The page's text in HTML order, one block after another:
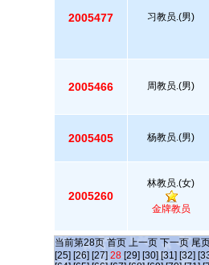
2005477 习教员.(男)
2005466 周教员.(男)
2005405 杨教员.(男)
2005260
林教员.(女)
金牌教员
当前第28页 首页 上一页 下一页 尾
[25] [26] [27] 28 [29] [30] [31] [32]